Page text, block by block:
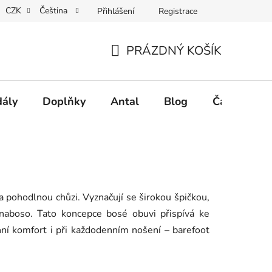
Vrácení tovaru a reklamace Velkoobchodní spolupráce
CZK Čeština Přihlášení Registrace
KOŠÍK
PRÁZDNÝ KOŠÍK
Doplňky Antal Blog Často
chůzi. Vyznačují se širokou špičkou,
Tato koncepce bosé obuvi přispívá ke
komfort i při každodenním nošení – barefoot